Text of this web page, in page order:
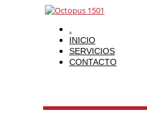
INICIO
SERVICIOS
CONTACTO